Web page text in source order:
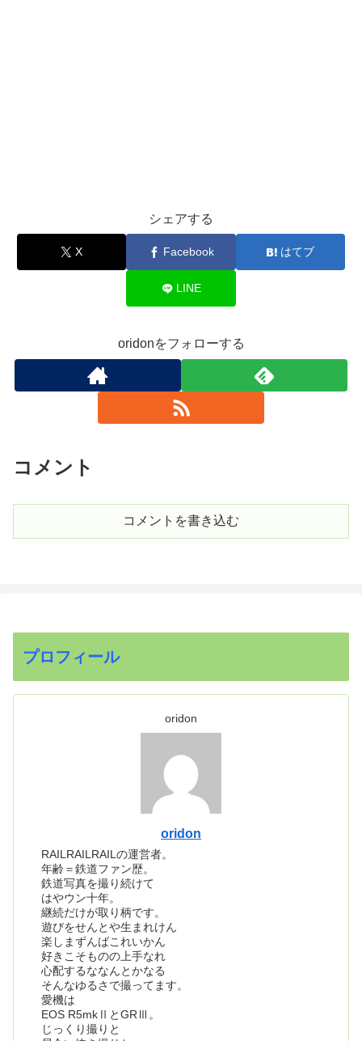
シェアする
X Facebook はてブ
LINE
oridonをフォローする
コメント
コメントを書き込む
プロフィール
oridon
oridon
RAILRAILRAILの運営者。
年齢＝鉄道ファン歴。
鉄道写真を撮り続けて
はやウン十年。
継続だけが取り柄です。
遊びをせんとや生まれけん
楽しまずんばこれいかん
好きこそものの上手なれ
心配するななんとかなる
そんなゆるさで撮ってます。
愛機は
EOS R5mkⅡとGRⅢ。
じっくり撮りと